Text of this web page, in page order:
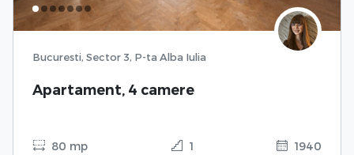
Bucuresti, Sector 3, P-ta Alba Iulia
Apartament, 4 camere
80 mp 1 1940